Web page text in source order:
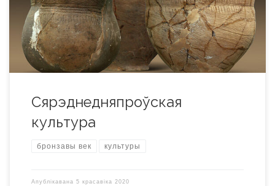
пад уплывам культур шнуравой керамікі. Па іншай версіі
фарміраванне культуры адбылося на мясцовай аснове
пры актыўным […]
Сярэднедняпроўская
культура
бронзавы век культуры
Апублікавана 5 красавіка 2020